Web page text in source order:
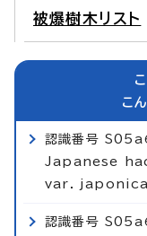
被爆樹木リスト
こ
認識番号
Japanese
var. japonica
認識番号